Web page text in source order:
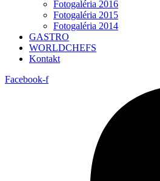
Fotogaléria 2016
Fotogaléria 2015
Fotogaléria 2014
GASTRO
WORLDCHEFS
Kontakt
Facebook-f